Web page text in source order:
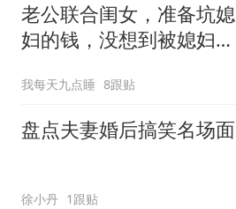
老公联合闺女，准备坑媳
妇的钱，没想到被媳妇坑
我每天九点睡 8跟贴
盘点夫妻婚后搞笑名场面
徐小丹 1跟贴